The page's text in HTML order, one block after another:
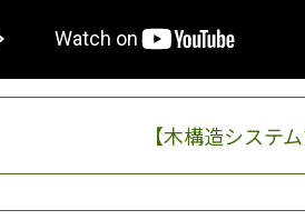
【木構造システ